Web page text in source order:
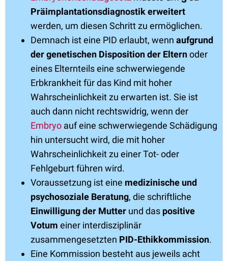
Präimplantationsdiagnostik erweitert
werden, um diesen Schritt zu ermöglichen.
Demnach ist eine PID erlaubt, wenn aufgrund
der genetischen Disposition der Elternoder
eines Elternteils eine schwerwiegende
Erbkrankheit für das Kind mit hoher
Wahrscheinlichkeit zu erwarten ist. Sie ist
auch dann nicht rechtswidrig, wenn der
Embryo auf eine schwerwiegende Schädigung
hin untersucht wird, die mit hoher
Wahrscheinlichkeit zu einer Tot- oder
Fehlgeburt führen wird.
Voraussetzung ist eine medizinische und
psychosoziale Beratung, die schriftliche
Einwilligung der Mutter und das positive
Votum einer interdisziplinär
zusammengesetzten PID-Ethikkommission.
Eine Kommission besteht aus jeweils acht